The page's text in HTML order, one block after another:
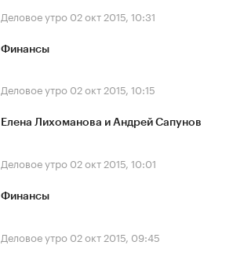
Деловое утро 02 окт 2015, 10:31
Финансы
Деловое утро 02 окт 2015, 10:15
Елена Лихоманова и Андрей Сапунов
Деловое утро 02 окт 2015, 10:01
Финансы
Деловое утро 02 окт 2015, 09:45